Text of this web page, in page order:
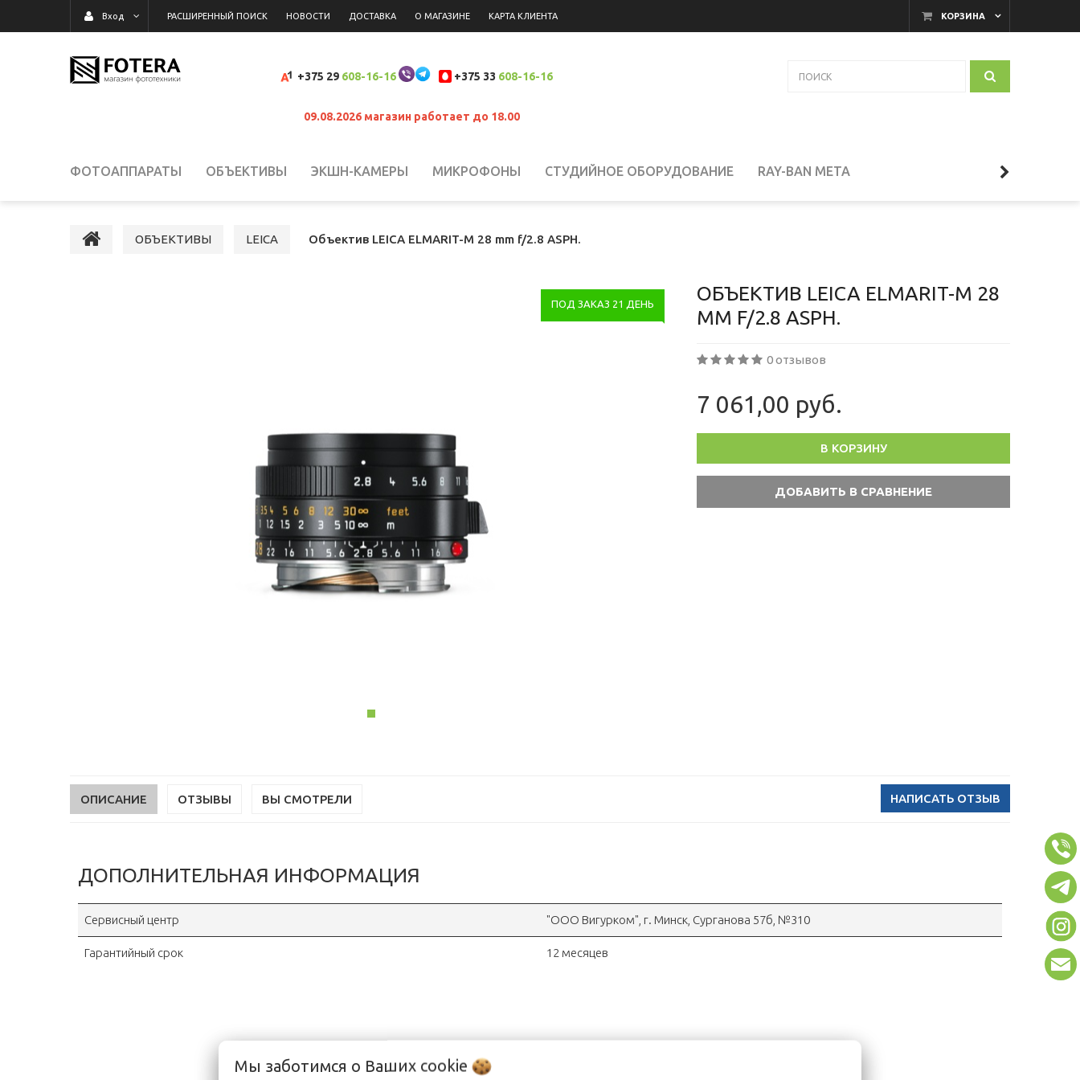
КОРЗИНА
Вход РАСШИРЕННЫЙ ПОИСК НОВОСТИ ДОСТАВКА О МАГАЗИНЕ КАРТА КЛИЕНТА
+375 29 608-16-16 +375 33 608-16-16
09.08.2026 магазин работает до 18.00
ФОТОАППАРАТЫ ОБЪЕКТИВЫ ЭКШН-КАМЕРЫ МИКРОФОНЫ СТУДИЙНОЕ ОБОРУДОВАНИЕ RAY-BAN META
БИНОКЛИ ТЕЛЕСКОПЫ
ОБЪЕКТИВЫ LEICA Объектив LEICA ELMARIT-M 28 mm f/2.8 ASPH.
ПОД ЗАКАЗ 21 ДЕНЬ
ОБЪЕКТИВ LEICA ELMARIT-M 28
MM F/2.8 ASPH.
0 отзывов
7 061,00 руб.
В КОРЗИНУ
ОПИСАНИЕ ОТЗЫВЫ НАПИСАТЬ ОТЗЫВ
ВЫ СМОТРЕЛИ
ДОПОЛНИТЕЛЬНАЯ ИНФОРМАЦИЯ
Сервисный центр "OOO Вигурком", г. Минск, Сурганова 57б, №310
Гарантийный срок 12 месяцев
Мы заботимся о Ваших cookie